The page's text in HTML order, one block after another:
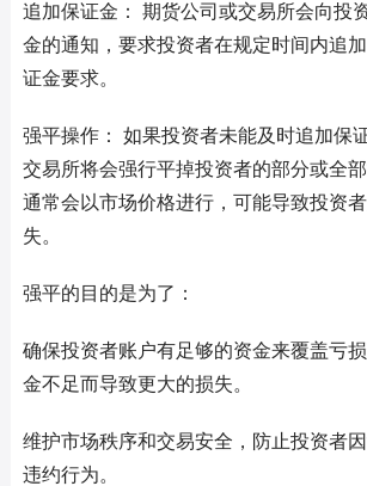
追加保证金： 期货公司或交易所会向投
金的通知，要求投资者在规定时间内追
证金要求。
强平操作： 如果投资者未能及时追加保
交易所将会强行平掉投资者的部分或全
通常会以市场价格进行，可能导致投资
失。
强平的目的是为了：
确保投资者账户有足够的资金来覆盖亏
金不足而导致更大的损失。
维护市场秩序和交易安全，防止投资者
违约行为。